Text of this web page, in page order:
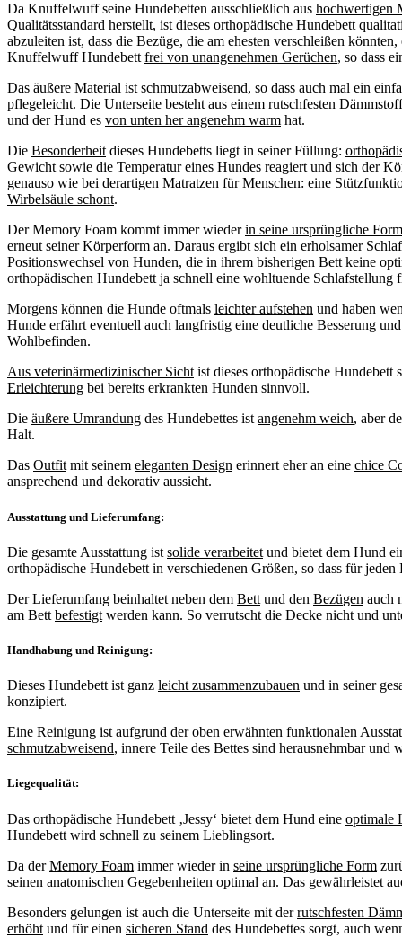
Da Knuffelwuff seine Hundebetten ausschließlich aus hochwertigen
Qualitätsstandard herstellt, ist dieses orthopädische Hundebett
abzuleiten ist, dass die Bezüge, die am ehesten verschleißen
Knuffelwuff Hundebettfrei von unangenehmen Gerüchen, so dass
Das äußere Material ist schmutzabweisend, so dass auch mal ein
pflegeleicht. Die Unterseite besteht aus einem rutschfesten Dämmstoff
und der Hund es von unten her angenehm warm hat.
Die Besonderheitdieses Hundebetts liegt in seiner Füllung: orthopä
Gewicht sowie die Temperatur eines Hundes reagiert und sich der
genauso wie bei derartigen Matratzen für Menschen: eine
Wirbelsäule schont.
Der Memory Foam kommt immer wiederin seine ursprüngliche
erneut seiner Körperform an. Daraus ergibt sich ein erholsamer Schlaf
Positionswechsel von Hunden, die in ihrem bisherigen Bett keine
orthopädischen Hundebett ja schnell eine wohltuende Schlafstellung
Morgens können die Hunde oftmals leichter aufstehen und haben
Hunde erfährt eventuell auch langfristig eine deutliche Besserung
Wohlbefinden.
Aus veterinärmedizinischer Sichtist dieses orthopädische Hundebett
Erleichterung bei bereits erkrankten Hunden sinnvoll.
Die äußere Umrandung des Hundebettes istangenehm weich, aber
Halt.
Das Outfitmit seinem eleganten Design erinnert eher an eine chice
ansprechend und dekorativ aussieht.
Ausstattung und Lieferumfang:
Die gesamte Ausstattung ist solide verarbeitet und bietet dem Hund
orthopädische Hundebett in verschiedenen Größen, so dass für
Der Lieferumfang beinhaltet neben dem Bett und den Bezügen auch
am Bett befestigt werden kann. So verrutscht die Decke nicht und
Handhabung und Reinigung:
Dieses Hundebett ist ganz leicht zusammenzubauen und in seiner
konzipiert.
Eine Reinigung ist aufgrund der oben erwähnten funktionalen
schmutzabweisend, innere Teile des Bettes sind herausnehmbar und
Liegequalität:
Das orthopädische Hundebett ‚Jessy‘ bietet dem Hund eine optimale
Hundebett wird schnell zu seinem Lieblingsort.
Da derMemory Foam immer wieder in seine ursprüngliche Form
seinen anatomischen Gegebenheiten optimal an. Das gewährleistet
Besonders gelungen ist auch die Unterseite mit derrutschfesten Dä
erhöht und für einen sicheren Stand des Hundebettes sorgt, auch